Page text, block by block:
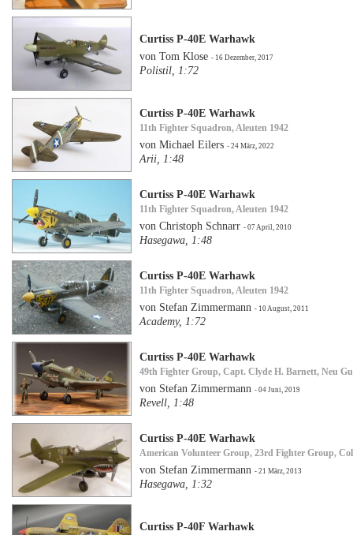
Curtiss P-40E Warhawk
von Tom Klose- 16 Dezember, 2017
Polistil, 1:72
Curtiss P-40E Warhawk
11th Fighter Squadron, Aleuten 1942
von Michael Eilers- 24 März, 2022
Arii, 1:48
Curtiss P-40E Warhawk
11th Fighter Squadron, Aleuten 1942
von Christoph Schnarr- 07 April, 2010
Hasegawa, 1:48
Curtiss P-40E Warhawk
11th Fighter Squadron, Aleuten 1942
von Stefan Zimmermann- 10 August, 2011
Academy, 1:72
Curtiss P-40E Warhawk
49th Fighter Group, Capt. Clyde H. Barnett, Neu
von Stefan Zimmermann- 04 Juni, 2019
Revell, 1:48
Curtiss P-40E Warhawk
American Volunteer Group, 23rd Fighter Group,
von Stefan Zimmermann- 21 März, 2013
Hasegawa, 1:32
Curtiss P-40F Warhawk